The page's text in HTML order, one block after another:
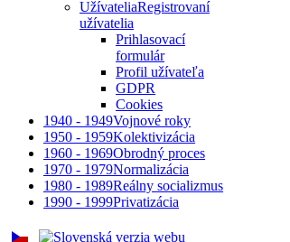
UžívateliaRegistrovaní
užívatelia
Prihlasovací
formulár
Profil užívateľa
GDPR
Cookies
1940 - 1949Vojnové roky
1950 - 1959Kolektivizácia
1960 - 1969Obrodný proces
1970 - 1979Normalizácia
1980 - 1989Reálny socializmus
1990 - 1999Privatizácia